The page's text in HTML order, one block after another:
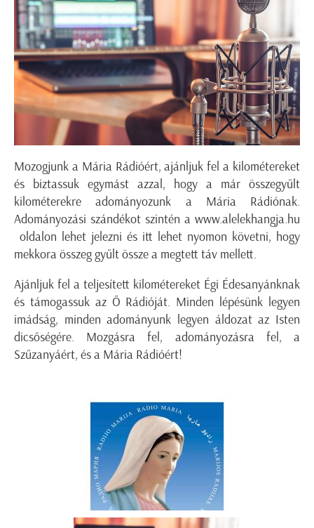
Mozogjunk a Mária Rádióért, ajánljuk fel a kilométereket
és biztassuk egymást azzal, hogy a már összegyűlt
kilométerekre adományozunk a Mária Rádiónak.
Adományozási szándékot szintén a www.alelekhangja.hu
oldalon lehet jelezni és itt lehet nyomon követni, hogy
mekkora összeg gyűlt össze a megtett táv mellett.
Ajánljuk fel a teljesített kilométereket Égi Édesanyánknak
és támogassuk az Ő Rádióját. Minden lépésünk legyen
imádság, minden adományunk legyen áldozat az Isten
dicsőségére. Mozgásra fel, adományozásra fel, a
Szűzanyáért, és a Mária Rádióért!